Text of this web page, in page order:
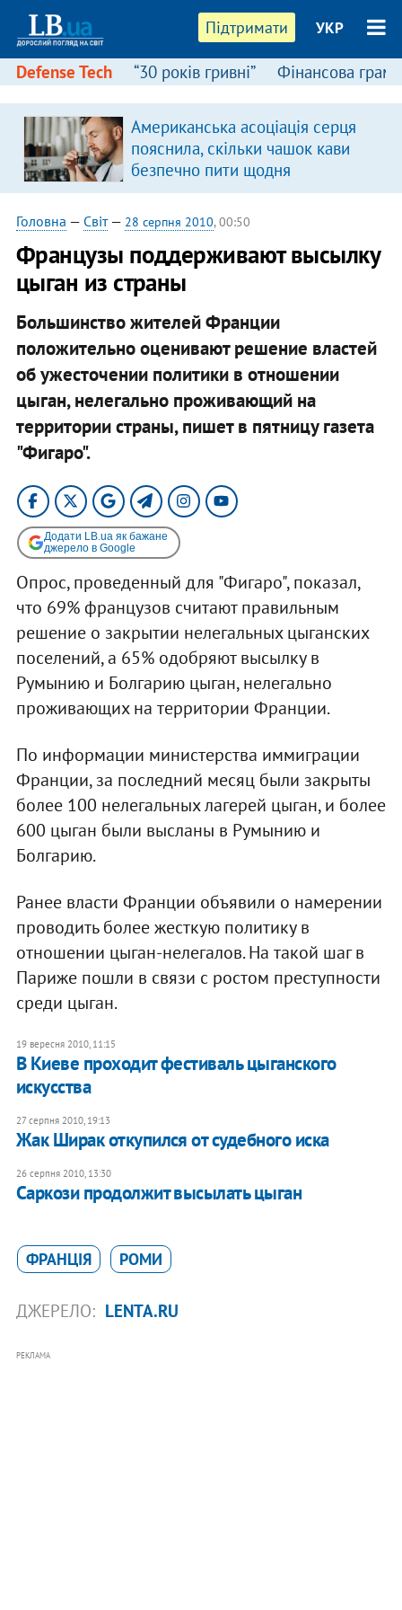
Підтримати УКР
Defense Tech “30 років гривні” Фінансова
Американська асоціація серця
пояснила, скільки чашок кави
безпечно пити щодня
Головна — Світ— 28 серпня 2010, 00:50
Французы поддерживают высылку
цыган из страны
Большинство жителей Франции
положительно оценивают решение властей
об ужесточении политики в отношении
цыган, нелегально проживающий на
территории страны, пишет в пятницу газета
"Фигаро".
Додати LB.ua як бажане
джерело в Google
Опрос, проведенный для "Фигаро", показал,
что 69% французов считают правильным
решение о закрытии нелегальных цыганских
поселений, а 65% одобряют высылку в
Румынию и Болгарию цыган, нелегально
проживающих на территории Франции.
По информации министерства иммиграции
Франции, за последний месяц были закрыты
более 100 нелегальных лагерей цыган, и более
600 цыган были высланы в Румынию и
Болгарию.
Ранее власти Франции объявили о намерении
проводить более жесткую политику в
отношении цыган-нелегалов. На такой шаг в
Париже пошли в связи с ростом преступности
среди цыган.
19 вересня 2010, 11:15
В Киеве проходит фестиваль цыганского
искусства
27 серпня 2010, 19:13
Жак Ширак откупился от судебного иска
26 серпня 2010, 13:30
Саркози продолжит высылать цыган
ФРАНЦІЯ РОМИ
ДЖЕРЕЛО: LENTA.RU
РЕКЛАМА